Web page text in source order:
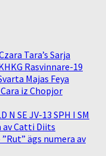
Tara’s Sarja
Rasvinnare-19
Majas Feya
iz Chopjor
N SE JV-13 SPH I SM
av Catti Diits
”Rut” ägs numera av